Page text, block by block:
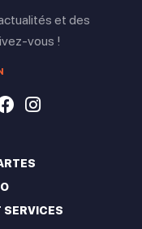
et des
vous !
Suivez-nous
Suivez-
SERVICES